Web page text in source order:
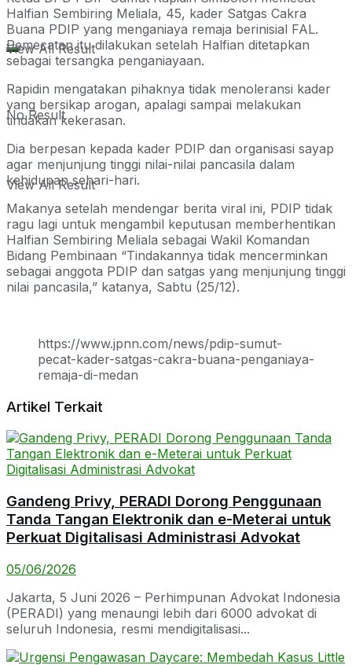
No Result
View All Result
View All Result
Halfian Sembiring Meliala, 45, kader Satgas Cakra
Buana PDIP yang menganiaya remaja berinisial FAL.
Pemecatan itu dilakukan setelah Halfian ditetapkan
sebagai tersangka penganiayaan.
Rapidin mengatakan pihaknya tidak menoleransi kader
yang bersikap arogan, apalagi sampai melakukan
tindakan kekerasan.
Dia berpesan kepada kader PDIP dan organisasi sayap
agar menjunjung tinggi nilai-nilai pancasila dalam
kehidupan sehari-hari.
Makanya setelah mendengar berita viral ini, PDIP tidak
ragu lagi untuk mengambil keputusan memberhentikan
Halfian Sembiring Meliala sebagai Wakil Komandan
Bidang Pembinaan “Tindakannya tidak mencerminkan
sebagai anggota PDIP dan satgas yang menjunjung tinggi
nilai pancasila,” katanya, Sabtu (25/12).
https://www.jpnn.com/news/pdip-sumut-
pecat-kader-satgas-cakra-buana-penganiaya-
remaja-di-medan
Artikel Terkait
Gandeng Privy, PERADI Dorong Penggunaan
Tanda Tangan Elektronik dan e-Meterai untuk
Perkuat Digitalisasi Administrasi Advokat
05/06/2026
Jakarta, 5 Juni 2026 – Perhimpunan Advokat Indonesia
(PERADI) yang menaungi lebih dari 6000 advokat di
seluruh Indonesia, resmi mendigitalisasi...